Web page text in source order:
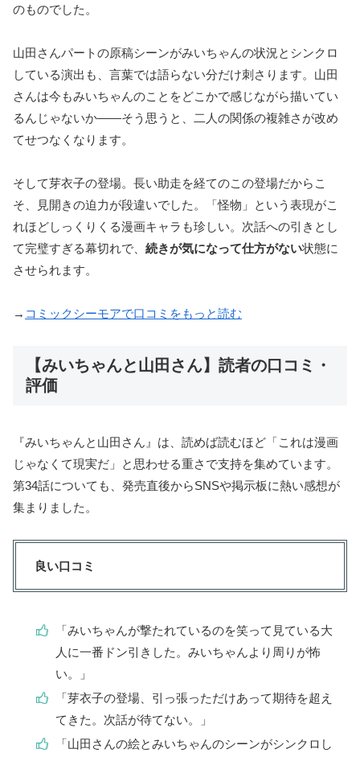
のものでした。
山田さんパートの原稿シーンがみいちゃんの状況とシンクロ
している演出も、言葉では語らない分だけ刺さります。山田
さんは今もみいちゃんのことをどこかで感じながら描いてい
るんじゃないか——そう思うと、二人の関係の複雑さが改め
てせつなくなります。
そして芽衣子の登場。長い助走を経てのこの登場だからこ
そ、見開きの迫力が段違いでした。「怪物」という表現がこ
れほどしっくりくる漫画キャラも珍しい。次話への引きとし
て完璧すぎる幕切れで、 続きが気になって仕方がない状態に
させられます。
→ コミックシーモアで口コミをもっと読む
【みいちゃんと山田さん】読者の口コミ・
評価
『みいちゃんと山田さん』は、読めば読むほど「これは漫画
じゃなくて現実だ」と思わせる重さで支持を集めています。
第34話についても、発売直後からSNSや掲示板に熱い感想が
集まりました。
良い口コミ
「みいちゃんが撃たれているのを笑って見ている大
人に一番ドン引きした。みいちゃんより周りが怖
い。」
「芽衣子の登場、引っ張っただけあって期待を超え
てきた。次話が待てない。」
「山田さんの絵とみいちゃんのシーンがシンクロし